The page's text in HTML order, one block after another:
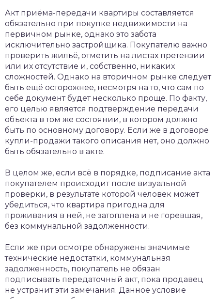
Акт приёма-передачи квартиры составляется
обязательно при покупке недвижимости на
первичном рынке, однако это забота
исключительно застройщика. Покупателю важно
проверить жильё, отметить на листах претензии
или их отсутствие и, собственно, никаких
сложностей. Однако на вторичном рынке следует
быть ещё осторожнее, несмотря на то, что сам по
себе документ будет несколько проще. По факту,
его целью является подтверждение передачи
объекта в том же состоянии, в котором должно
быть по основному договору. Если же в договоре
купли-продажи такого описания нет, оно должно
быть обязательно в акте.
В целом же, если всё в порядке, подписание акта
покупателем происходит после визуальной
проверки, в результате которой человек может
убедиться, что квартира пригодна для
проживания в ней, не затоплена и не горевшая,
без коммунальной задолженности.
Если же при осмотре обнаружены значимые
технические недостатки, коммунальная
задолженность, покупатель не обязан
подписывать передаточный акт, пока продавец
не устранит эти замечания. Данное условие